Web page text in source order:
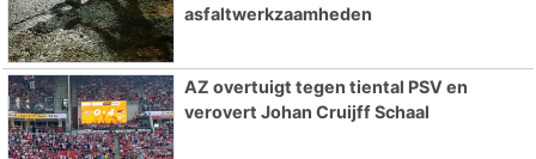
asfaltwerkzaamheden
AZ overtuigt tegen tiental PSV en
verovert Johan Cruijff Schaal